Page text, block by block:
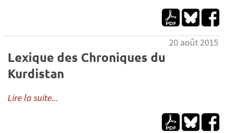
20 août 2015
Lexique des Chroniques du
Kurdistan
Lire la suite...